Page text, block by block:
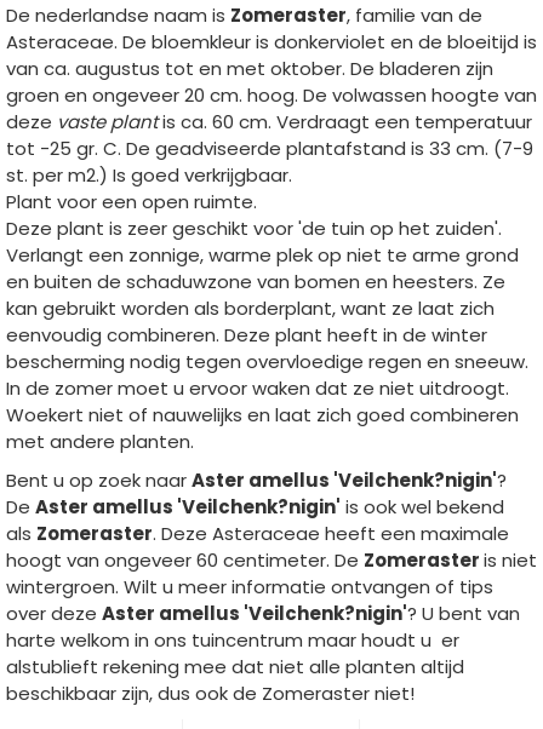
De nederlandse naam is Zomeraster, familie van de
Asteraceae. De bloemkleur is donkerviolet en de bloeitijd is
van ca. augustus tot en met oktober. De bladeren zijn
groen en ongeveer 20 cm. hoog. De volwassen hoogte van
deze vaste plantis ca. 60 cm. Verdraagt een temperatuur
tot -25 gr. C. De geadviseerde plantafstand is 33 cm. (7-9
st. per m2.) Is goed verkrijgbaar.
Plant voor een open ruimte.
Deze plant is zeer geschikt voor 'de tuin op het zuiden'.
Verlangt een zonnige, warme plek op niet te arme grond
en buiten de schaduwzone van bomen en heesters. Ze
kan gebruikt worden als borderplant, want ze laat zich
eenvoudig combineren. Deze plant heeft in de winter
bescherming nodig tegen overvloedige regen en sneeuw.
In de zomer moet u ervoor waken dat ze niet uitdroogt.
Woekert niet of nauwelijks en laat zich goed combineren
met andere planten.
Bent u op zoek naarAster amellus 'Veilchenk?nigin'?
De Aster amellus 'Veilchenk?nigin' is ook wel bekend
als Zomeraster. Deze Asteraceae heeft een maximale
hoogt van ongeveer 60 centimeter. De Zomerasteris niet
wintergroen. Wilt u meer informatie ontvangen of tips
over deze Aster amellus 'Veilchenk?nigin'? U bent van
harte welkom in ons tuincentrum maar houdt u er
alstublieft rekening mee dat niet alle planten altijd
beschikbaar zijn, dus ook de Zomeraster niet!